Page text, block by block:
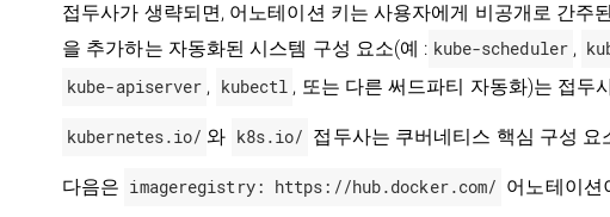
접두사가 생략되면, 어노테이션 키는 사용자에게 비공개로 간주
을 추가하는 자동화된 시스템 구성 요소(예 : kube-scheduler ,
kube-apiserver , kubectl , 또는 다른 써드파티 자동화)는 접두
kubernetes.io/ 와 k8s.io/ 접두사는 쿠버네티스 핵심 구성
다음은 imageregistry: https://hub.docker.com/ 어노테이션